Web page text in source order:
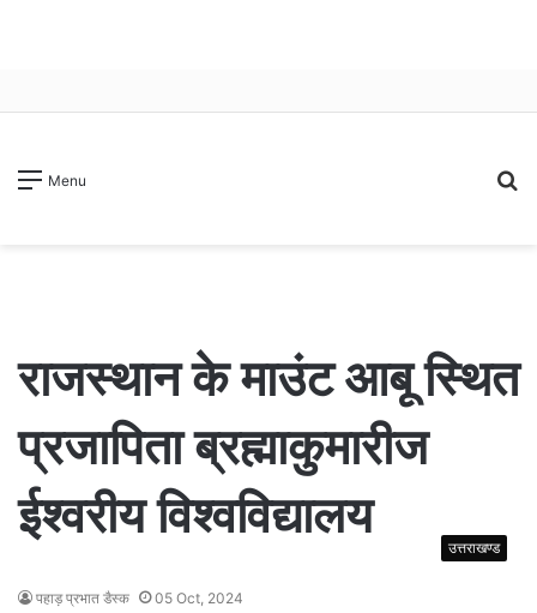
Menu
राजस्थान के माउंट आबू स्थित
प्रजापिता ब्रह्माकुमारीज
ईश्वरीय विश्वविद्यालय
उत्तराखण्ड
पहाड़ प्रभात डैस्क 05 Oct, 2024